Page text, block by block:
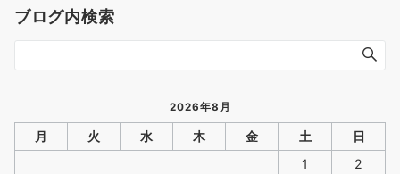
ブログ内検索
2026年8月
月 火 水 木 金 土
日
1
2